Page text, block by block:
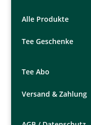
Alle Produkte
Tee Geschenke
Tee Abo
Versand & Zahlung